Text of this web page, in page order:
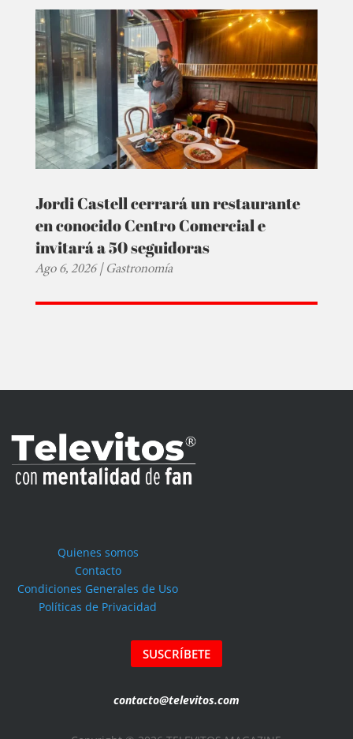
Jordi Castell cerrará un restaurante
en conocido Centro Comercial e
invitará a 50 seguidoras
Ago 6, 2026|Gastronomía
Quienes somos
Contacto
Condiciones Generales de Uso
Políticas de Privacidad
SUSCRÍBETE
contacto@televitos.com